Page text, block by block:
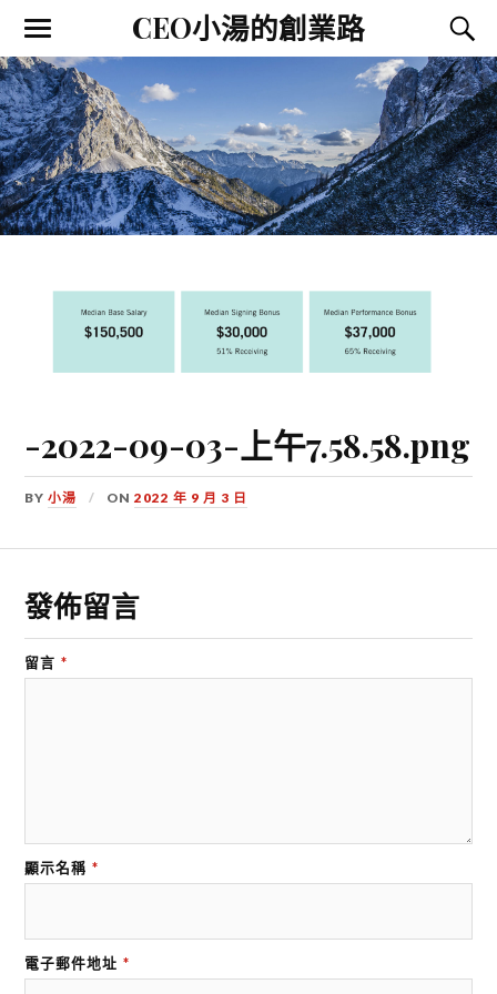
CEO小湯的創業路
-2022-09-03-上午7.58.58.png
BY小湯 ON2022 年 9 月 3 日
發佈留言
留言 *
顯示名稱 *
電子郵件地址 *